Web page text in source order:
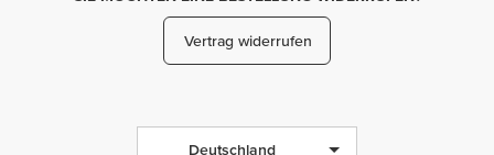
Vertrag widerrufen
Deutschland